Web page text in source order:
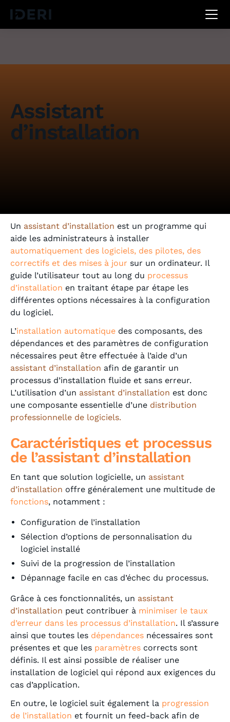
DEEN
Assistant
d’installation
Un assistant d’installation est un programme qui
aide les administrateurs à installer
automatiquement des logiciels, des pilotes, des
correctifs et des mises à jour sur un ordinateur. Il
guide l’utilisateur tout au long du processus
d’installation en traitant étape par étape les
différentes options nécessaires à la configuration
du logiciel.
L’installation automatiquedes composants, des
dépendances et des paramètres de configuration
nécessaires peut être effectuée à l’aide d’un
assistant d’installation afin de garantir un
processus d’installation fluide et sans erreur.
L’utilisation d’un assistant d’installation est donc
une composante essentielle d’une distribution
professionnelle de logiciels.
Caractéristiques et processus
de l’assistant d’installation
En tant que solution logicielle, un assistant
d’installation offre généralement une multitude de
fonctions, notamment :
Configuration de l’installation
Sélection d’options de personnalisation du
logiciel installé
Suivi de la progression de l’installation
Dépannage facile en cas d’échec du processus.
Grâce à ces fonctionnalités, un assistant
d’installation peut contribuer à minimiser le taux
d’erreur dans les processus d’installation. Il s’assure
ainsi que toutes les dépendancesnécessaires sont
présentes et que les paramètrescorrects sont
définis. Il est ainsi possible de réaliser une
installation de logiciel qui répond aux exigences du
cas d’application.
En outre, le logiciel suit également la progression
de l’installation et fournit un feed-back afin de